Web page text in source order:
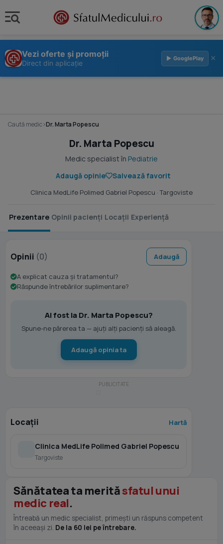
Vezi oferte și promoții
Direct din aplicație
▶ GooglePlay ×
Caută medic›Dr. Marta Popescu
Dr. Marta Popescu
Medic specialist în Pediatrie
Adaugă opinie
Salvează favorit
Clinica MedLife Polimed Gabriel Popescu · Targoviste
Prezentare Opinii pacienți Locații Experiență
Opinii (0) Adaugă
A explicat cauza și tratamentul?
Răspunde întrebărilor suplimentare?
Ai fost la Dr. Marta Popescu?
Spune-ne părerea ta — ajuți alți pacienți să aleagă.
Adaugă opinia ta
Locații Hartă
Clinica MedLife Polimed Gabriel Popescu
Targoviste
Sănătatea ta merităsfatul unui
medic real.
Întreabă un medic specialist, primești un răspuns competent
în aceeași zi. De la 60 lei pe întrebare.